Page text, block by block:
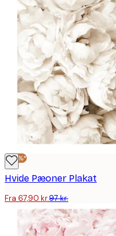
-30%*
Hvide Pæoner Plakat
Fra 67,90 kr.97 kr.